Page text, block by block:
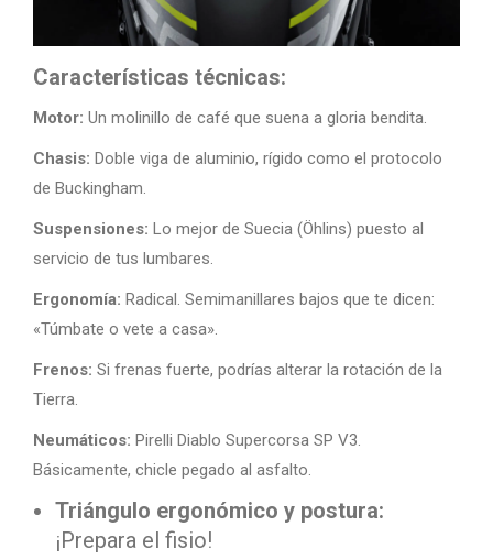
Características técnicas:
Motor: Un molinillo de café que suena a gloria bendita.
Chasis: Doble viga de aluminio, rígido como el protocolo
de Buckingham.
Suspensiones: Lo mejor de Suecia (Öhlins) puesto al
servicio de tus lumbares.
Ergonomía: Radical. Semimanillares bajos que te dicen:
«Túmbate o vete a casa».
Frenos: Si frenas fuerte, podrías alterar la rotación de la
Tierra.
Neumáticos: Pirelli Diablo Supercorsa SP V3.
Básicamente, chicle pegado al asfalto.
Triángulo ergonómico y postura:
¡Prepara el fisio!